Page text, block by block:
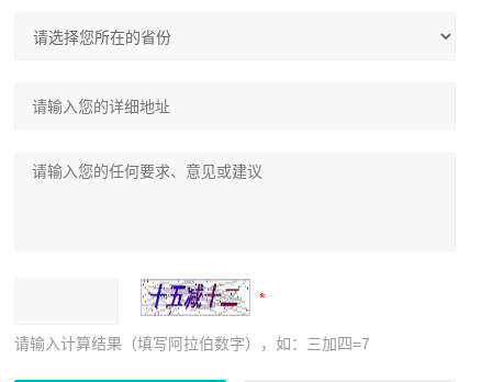
请输入计算结果（填写阿拉伯数字），如：三加四=7